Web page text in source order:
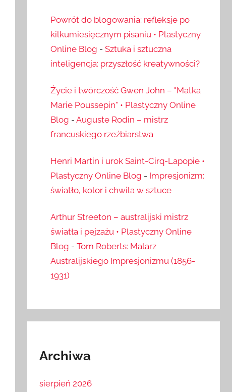
Powrót do blogowania: refleksje po
kilkumiesięcznym pisaniu • Plastyczny
Online Blog - Sztuka i sztuczna
inteligencja: przyszłość kreatywności?
Życie i twórczość Gwen John – "Matka
Marie Poussepin" • Plastyczny Online
Blog - Auguste Rodin – mistrz
francuskiego rzeźbiarstwa
Henri Martin i urok Saint-Cirq-Lapopie •
Plastyczny Online Blog - Impresjonizm:
światło, kolor i chwila w sztuce
Arthur Streeton – australijski mistrz
światła i pejzażu • Plastyczny Online
Blog - Tom Roberts: Malarz
Australijskiego Impresjonizmu (1856-
1931)
Archiwa
sierpień 2026